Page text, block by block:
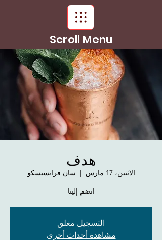
Scroll Menu
هدف
الاثنين، 17 مارس
  |
سان فرانسيسكو
انضم إلينا
التسجيل مغلق
مشاهدة أحداث أخرى